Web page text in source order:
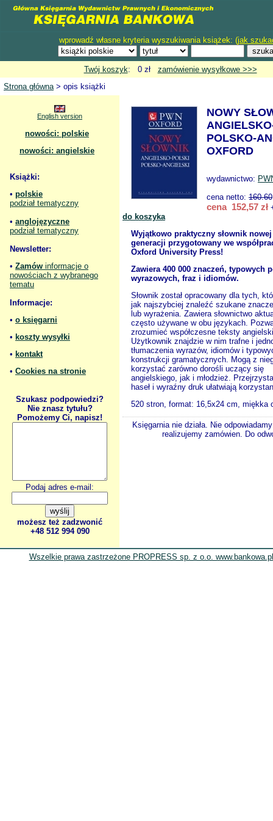
wprowadź własne kryteria wyszukiwania książek: (jak
Twój koszyk: 0 zł zamówienie wysyłkowe >>>
Strona główna> opis książki
English version
nowości: polskie
nowości: angielskie
Książki:
• polskie
podział tematyczny
• anglojęzyczne
podział tematyczny
Newsletter:
• Zamów informacje o
nowościach z wybranego
tematu
Informacje:
• o księgarni
• koszty wysyłki
• kontakt
• Cookies na stronie
Szukasz podpowiedzi?
Nie znasz tytułu?
Pomożemy Ci, napisz!
Podaj adres e-mail:
możesz też zadzwonić
+48 512 994 090
NOWY
POLSKO-
OXFORD
wydawnictwo:
cena netto: 160.60
cena 152,57 zł
do koszyka
Wyjątkowo praktyczny słownik nowej
generacji przygotowany we
Oxford University Press!
Zawiera 400 000 znaczeń, typowych
wyrazowych, fraz i idiomów.
Słownik został opracowany dla tych,
jak najszybciej znaleźć szukane
lub wyrażenia. Zawiera słownictwo
często używane w obu językach.
zrozumieć współczesne teksty
Użytkownik znajdzie w nim trafne i
tłumaczenia wyrazów, idiomów i
konstrukcji gramatycznych. Mogą z
korzystać zarówno dorośli uczący się
angielskiego, jak i młodzież.
haseł i wyraźny druk ułatwiają
520 stron, format: 16,5x24 cm, miękka
Księgarnia nie działa. Nie
realizujemy zamówien. Do
Wszelkie prawa zastrzeżone PROPRESS sp. z o.o.